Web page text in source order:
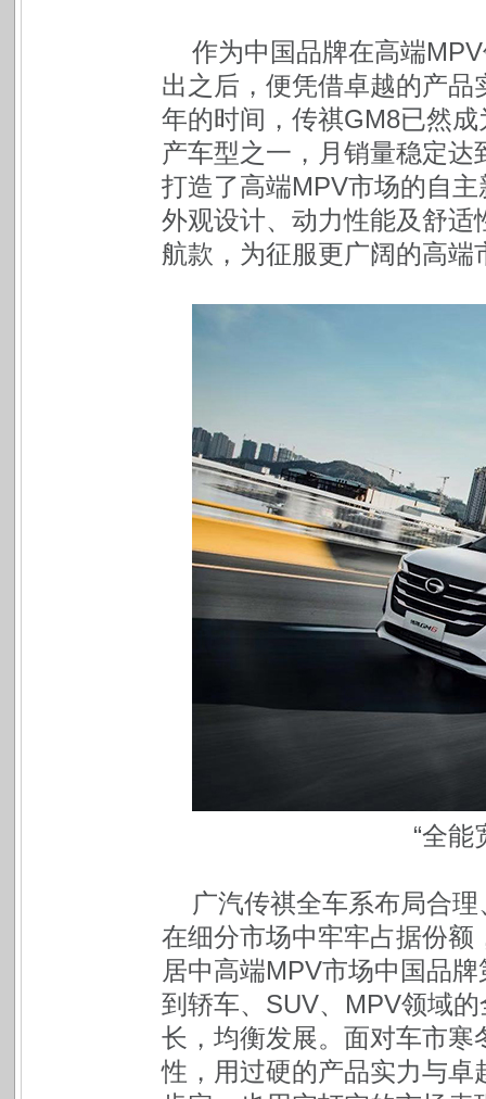
作为中国品牌在高端
出之后，便凭借卓越的产
年的时间，传祺GM8已然
产车型之一，月销量稳定
打造了高端MPV市场的自
外观设计、动力性能及舒
航款，为征服更广阔的高
“全能
广汽传祺全车系布局合
在细分市场中牢牢占据份
居中高端MPV市场中国品
到轿车、SUV、MPV领域
长，均衡发展。面对车市
性，用过硬的产品实力与